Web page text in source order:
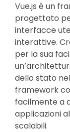
Vue.js è un
progettato
interfacce
interattive.
per la sua
dello stato
framework
facilmente a
applicazioni
scalabili.